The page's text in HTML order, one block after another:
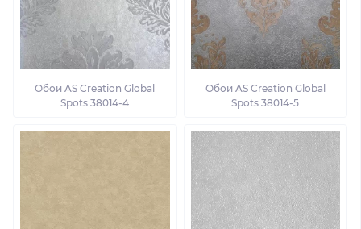
Обои AS Creation Global
Spots 38014-4
Обои AS Creation Global
Spots 38014-5